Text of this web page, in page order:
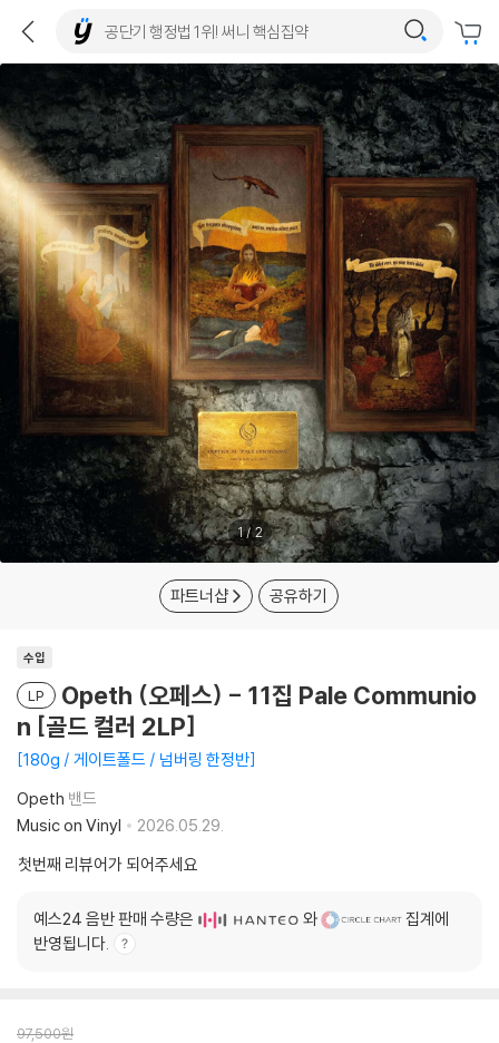
1/2
파트너샵 공유하기
수입
LP
Opeth (오페스) - 11집 Pale Communio
n [골드 컬러 2LP]
180g / 게이트폴드 / 넘버링 한정반
Opeth 밴드
Music on Vinyl
2026.05.29.
첫번째 리뷰어가 되어주세요
예스24 음반 판매 수량은 와
집계에
반영됩니다.
97,500원